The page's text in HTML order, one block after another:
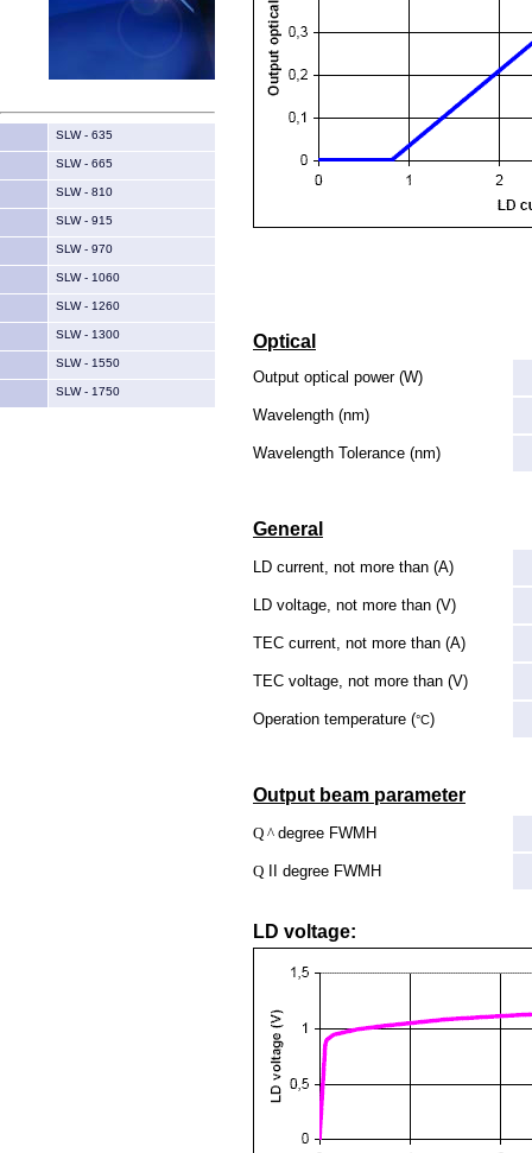
SLW - 635
SLW - 665
SLW - 810
SLW - 915
SLW - 970
SLW - 1060
SLW - 1260
SLW - 1300
SLW - 1550
SLW - 1750
Optical
Output optical power (W)
Wavelength (nm)
Wavelength Tolerance (nm)
General
LD current, not more than (A)
LD voltage, not more than (V)
TEC current, not more than (A)
TEC voltage, not more than (V)
Operation temperature (°C)
Output beam parameter
Q ^ degree FWMH
Q II degree FWMH
LD voltage: